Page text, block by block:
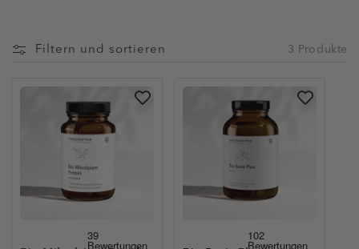
Filtern und sortieren 3 Produkte